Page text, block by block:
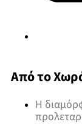
Από το
Η